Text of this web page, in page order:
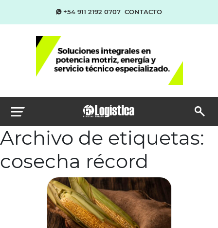
+54 911 2192 0707 CONTACTO
Archivo de etiquetas:
cosecha récord